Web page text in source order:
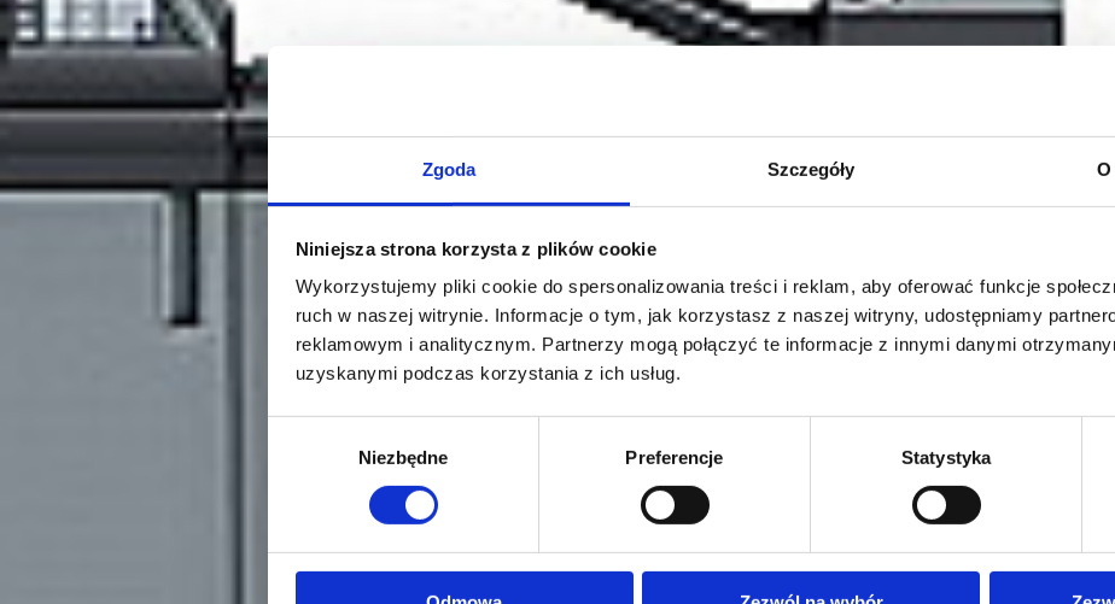
Zgoda Szczegóły
Niniejsza strona korzysta z plików cookie
Wykorzystujemy pliki cookie do spersonalizowania treści i reklam, aby oferować funkcje
ruch w naszej witrynie. Informacje o tym, jak korzystasz z naszej witryny, udostępniamy
reklamowym i analitycznym. Partnerzy mogą połączyć te informacje z innymi danymi
uzyskanymi podczas korzystania z ich usług.
Niezbędne Preferencje Statystyka